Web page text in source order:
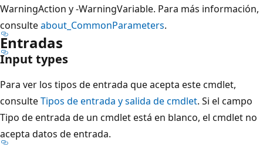
WarningAction y -WarningVariable. Para más información,
consulteabout_CommonParameters.
Entradas
Input types
Para ver los tipos de entrada que acepta este cmdlet,
consulteTipos de entrada y salida de cmdlet. Si el campo
Tipo de entrada de un cmdlet está en blanco, el cmdlet no
acepta datos de entrada.